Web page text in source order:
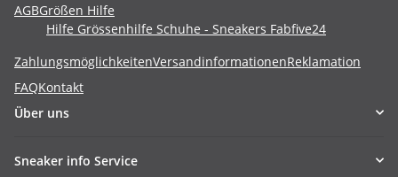
AGBGrößen Hilfe
Hilfe Grössenhilfe Schuhe - Sneakers Fabfive24
ZahlungsmöglichkeitenVersandinformationenReklamation
FAQKontakt
Über uns
Sneaker info Service